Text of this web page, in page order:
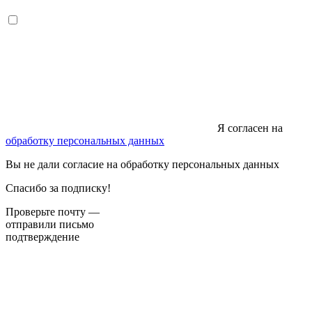
Я согласен на
обработку персональных данных
Вы не дали согласие на обработку персональных данных
Спасибо за подписку!
Проверьте почту —
отправили письмо
подтверждение